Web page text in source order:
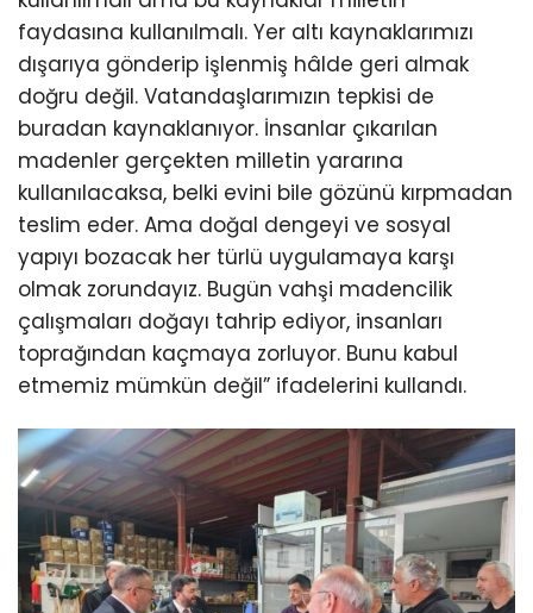
faydasına kullanılmalı. Yer altı kaynaklarımızı
dışarıya gönderip işlenmiş hâlde geri almak
doğru değil. Vatandaşlarımızın tepkisi de
buradan kaynaklanıyor. İnsanlar çıkarılan
madenler gerçekten milletin yararına
kullanılacaksa, belki evini bile gözünü kırpmadan
teslim eder. Ama doğal dengeyi ve sosyal
yapıyı bozacak her türlü uygulamaya karşı
olmak zorundayız. Bugün vahşi madencilik
çalışmaları doğayı tahrip ediyor, insanları
toprağından kaçmaya zorluyor. Bunu kabul
etmemiz mümkün değil” ifadelerini kullandı.